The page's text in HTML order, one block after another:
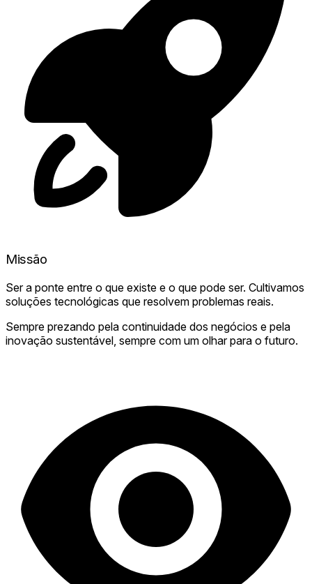
Missão
Ser a ponte entre o que existe e o que pode ser. Cultivamos
soluções tecnológicas que resolvem problemas reais.
Sempre prezando pela continuidade dos negócios e pela
inovação sustentável, sempre com um olhar para o futuro.